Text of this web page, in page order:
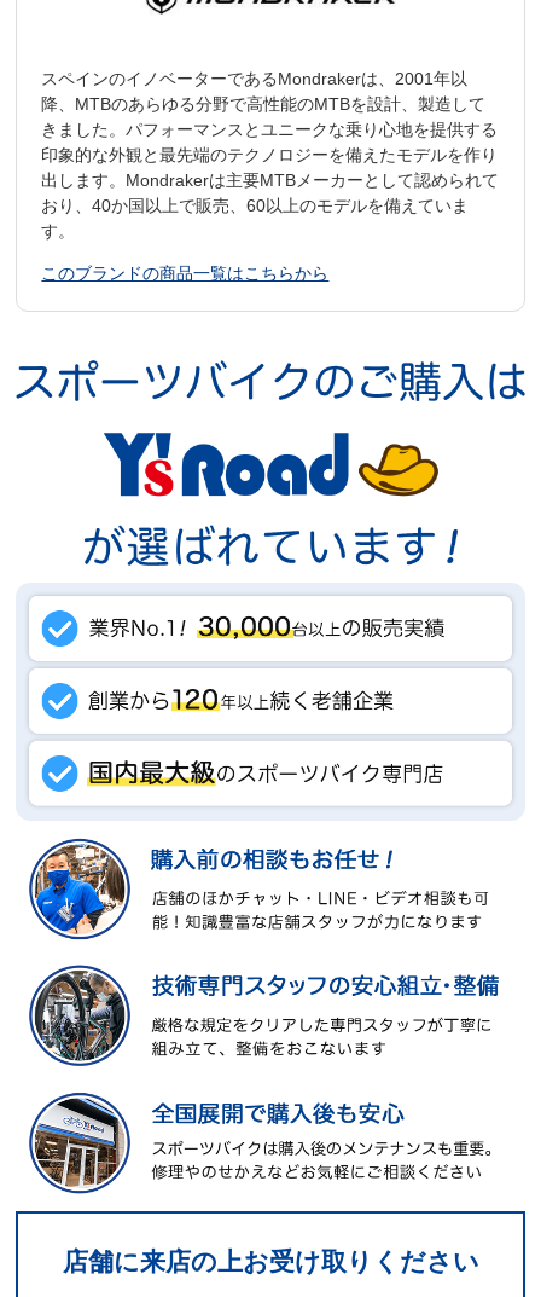
スペインのイノベーターであるMondrakerは、2001年以
降、MTBのあらゆる分野で高性能のMTBを設計、製造して
きました。パフォーマンスとユニークな乗り心地を提供する
印象的な外観と最先端のテクノロジーを備えたモデルを作り
出します。Mondrakerは主要MTBメーカーとして認められて
おり、40か国以上で販売、60以上のモデルを備えていま
す。
このブランドの商品一覧はこちらから
店舗に来店の上お受け取りください